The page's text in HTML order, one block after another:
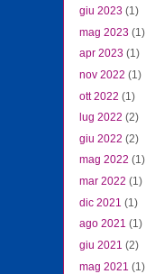
giu 2023 (1)
mag 2023 (1)
apr 2023 (1)
nov 2022 (1)
ott 2022 (1)
lug 2022 (2)
giu 2022 (2)
mag 2022 (1)
mar 2022 (1)
dic 2021 (1)
ago 2021 (1)
giu 2021 (2)
mag 2021 (1)